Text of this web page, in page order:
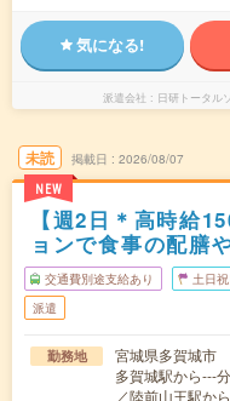
気になる!
派遣会社 日研トータル
未読
NEW
掲載日 2026/08/07
【週2日＊高時給
ョンで食事の配膳
交通費別途支給あり 土日
派遣
勤務地
宮城県多賀城市
多賀城駅から---
／陸前山王駅か